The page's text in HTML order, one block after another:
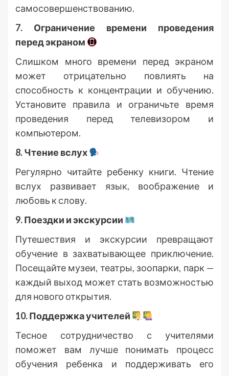
самосовершенствованию.
7. Ограничение времени проведения
перед экраном
Слишком много времени перед экраном
может отрицательно повлиять на
способность к концентрации и обучению.
Установите правила и ограничьте время
проведения перед телевизором и
компьютером.
8. Чтение вслух
Регулярно читайте ребенку книги. Чтение
вслух развивает язык, воображение и
любовь к слову.
9. Поездки и экскурсии
Путешествия и экскурсии превращают
обучение в захватывающее приключение.
Посещайте музеи, театры, зоопарки, парк —
каждый выход может стать возможностью
для нового открытия.
10. Поддержка учителей
Тесное сотрудничество с учителями
поможет вам лучше понимать процесс
обучения ребенка и поддерживать его